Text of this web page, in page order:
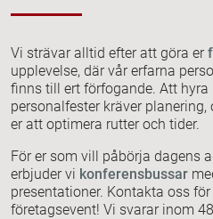
Vi strävar alltid efter att göra er
upplevelse, där vår erfarna
finns till ert förfogande. Att
personalfester kräver
er att optimera rutter och tider.
För er som vill påbörja dagens
erbjuder vi konferensbussar
presentationer. Kontakta oss
företagsevent! Vi svarar inom